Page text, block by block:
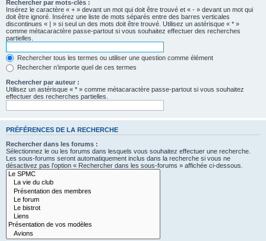
Rechercher par mots-clés :
Insérez le caractère « + » devant un mot qui doit être trouvé et « - » devant un mot qui
doit être ignoré. Insérez une liste de mots séparés entre des barres verticales
discontinues « | » si seul un des mots doit être trouvé. Utilisez un astérisque « * »
comme métacaractère passe-partout si vous souhaitez effectuer des recherches
partielles.
Rechercher tous les termes ou utiliser une question comme élément
Rechercher n’importe quel de ces termes
Rechercher par auteur :
Utilisez un astérisque « * » comme métacaractère passe-partout si vous souhaitez
effectuer des recherches partielles.
PRÉFÉRENCES DE LA RECHERCHE
Rechercher dans les forums :
Sélectionnez le ou les forums dans lesquels vous souhaitez effectuer une recherche.
Les sous-forums seront automatiquement inclus dans la recherche si vous ne
désactivez pas l’option « Rechercher dans les sous-forums » affichée ci-dessous.